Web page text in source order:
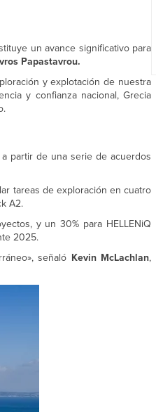
un avance significativo para
Papastavrou.
y explotación de nuestra
y confianza nacional, Grecia
partir de una serie de acuerdos
tareas de exploración en cuatro
A2.
y un 30% para HELLENiQ
2025.
señaló Kevin McLachlan,